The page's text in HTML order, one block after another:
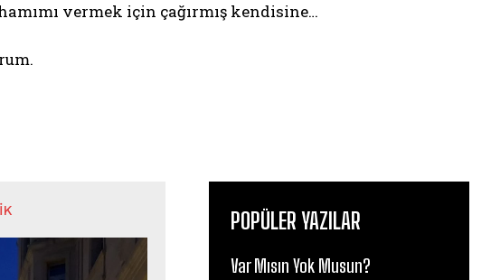
vermek için çağırmış kendisine…
POPÜLER YAZILAR
Var Mısın Yok Musun?